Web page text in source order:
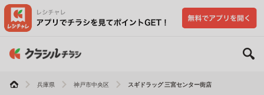
兵庫県 神戸市中央区 スギドラッグ 三宮センター街店